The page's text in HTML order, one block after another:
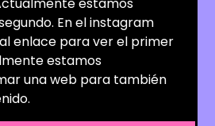
En el instagram
enlace para ver el primer
estamos
una web para también